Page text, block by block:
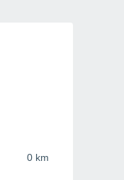
0 km